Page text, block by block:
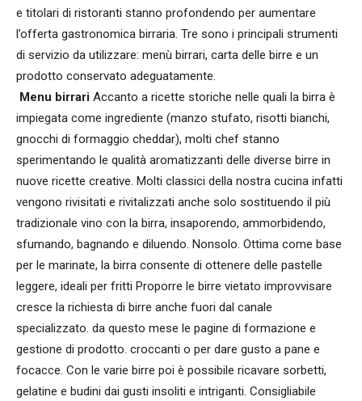
e titolari di ristoranti stanno profondendo per aumentare
l’offerta gastronomica birraria. Tre sono i principali strumenti
di servizio da utilizzare: menù birrari, carta delle birre e un
prodotto conservato adeguatamente.
Menu birrari Accanto a ricette storiche nelle quali la birra è
impiegata come ingrediente (manzo stufato, risotti bianchi,
gnocchi di formaggio cheddar), molti chef stanno
sperimentando le qualità aromatizzanti delle diverse birre in
nuove ricette creative. Molti classici della nostra cucina infatti
vengono rivisitati e rivitalizzati anche solo sostituendo il più
tradizionale vino con la birra, insaporendo, ammorbidendo,
sfumando, bagnando e diluendo. Nonsolo. Ottima come base
per le marinate, la birra consente di ottenere delle pastelle
leggere, ideali per fritti Proporre le birre vietato improvvisare
cresce la richiesta di birre anche fuori dal canale
specializzato. da questo mese le pagine di formazione e
gestione di prodotto. croccanti o per dare gusto a pane e
focacce. Con le varie birre poi è possibile ricavare sorbetti,
gelatine e budini dai gusti insoliti e intriganti. Consigliabile